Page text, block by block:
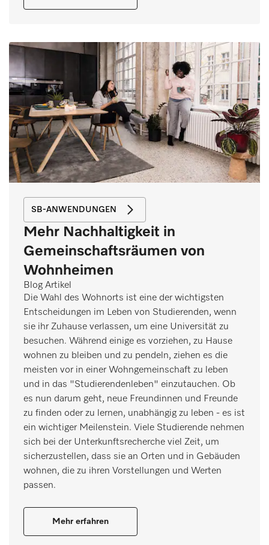
SB-ANWENDUNGEN
Mehr Nachhaltigkeit in
Gemeinschaftsräumen von
Wohnheimen
Blog Artikel
Die Wahl des Wohnorts ist eine der wichtigsten
Entscheidungen im Leben von Studierenden, wenn
sie ihr Zuhause verlassen, um eine Universität zu
besuchen. Während einige es vorziehen, zu Hause
wohnen zu bleiben und zu pendeln, ziehen es die
meisten vor in einer Wohngemeinschaft zu leben
und in das "Studierendenleben" einzutauchen. Ob
es nun darum geht, neue Freundinnen und Freunde
zu finden oder zu lernen, unabhängig zu leben - es ist
ein wichtiger Meilenstein. Viele Studierende nehmen
sich bei der Unterkunftsrecherche viel Zeit, um
sicherzustellen, dass sie an Orten und in Gebäuden
wohnen, die zu ihren Vorstellungen und Werten
passen.
Mehr erfahren